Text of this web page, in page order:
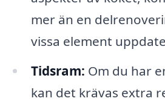
mer än en
vissa element
Tidsram: Om du har
kan det krävas extra